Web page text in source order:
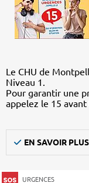
Le CHU de
Niveau 1.
Pour garantir une
appelez le 15
EN SAVOIR PLUS
URGENCES